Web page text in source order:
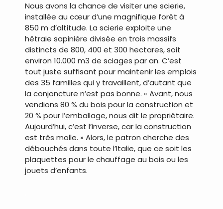
Nous avons la chance de visiter une scierie,
installée au cœur d’une magnifique forêt à
850 m d’altitude. La scierie exploite une
hêtraie sapinière divisée en trois massifs
distincts de 800, 400 et 300 hectares, soit
environ 10.000 m3 de sciages par an. C’est
tout juste suffisant pour maintenir les emplois
des 35 familles qui y travaillent, d’autant que
la conjoncture n’est pas bonne. « Avant, nous
vendions 80 % du bois pour la construction et
20 % pour l’emballage, nous dit le propriétaire.
Aujourd’hui, c’est l’inverse, car la construction
est très molle. » Alors, le patron cherche des
débouchés dans toute l’Italie, que ce soit les
plaquettes pour le chauffage au bois ou les
jouets d’enfants.